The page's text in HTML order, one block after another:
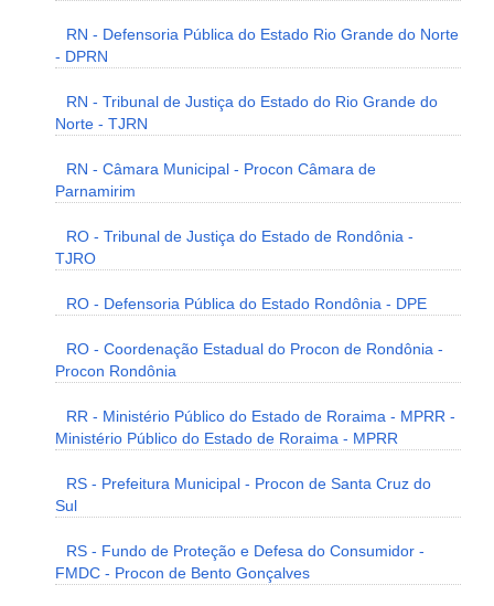
RN - Defensoria Pública do Estado Rio Grande do Norte
- DPRN
RN - Tribunal de Justiça do Estado do Rio Grande do
Norte - TJRN
RN - Câmara Municipal - Procon Câmara de
Parnamirim
RO - Tribunal de Justiça do Estado de Rondônia -
TJRO
RO - Defensoria Pública do Estado Rondônia - DPE
RO - Coordenação Estadual do Procon de Rondônia -
Procon Rondônia
RR - Ministério Público do Estado de Roraima - MPRR -
Ministério Público do Estado de Roraima - MPRR
RS - Prefeitura Municipal - Procon de Santa Cruz do
Sul
RS - Fundo de Proteção e Defesa do Consumidor -
FMDC - Procon de Bento Gonçalves